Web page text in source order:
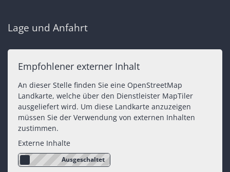
Lage und Anfahrt
Empfohlener externer Inhalt
An dieser Stelle finden Sie eine OpenStreetMap
Landkarte, welche über den Dienstleister MapTiler
ausgeliefert wird. Um diese Landkarte anzuzeigen
müssen Sie der Verwendung von externen Inhalten
zustimmen.
Externe Inhalte